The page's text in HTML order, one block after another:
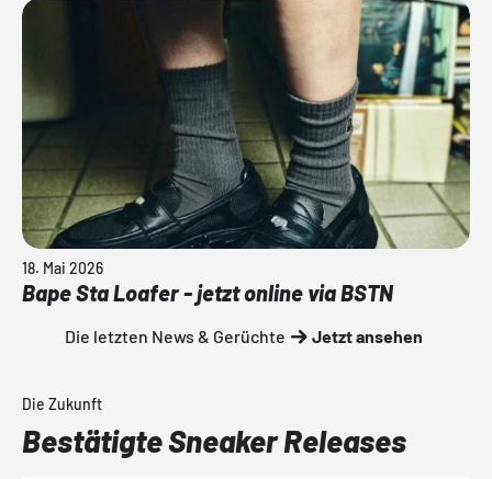
18. Mai 2026
Bape Sta Loafer - jetzt online via BSTN
Die letzten News & Gerüchte Jetzt ansehen
Die Zukunft
Bestätigte Sneaker Releases